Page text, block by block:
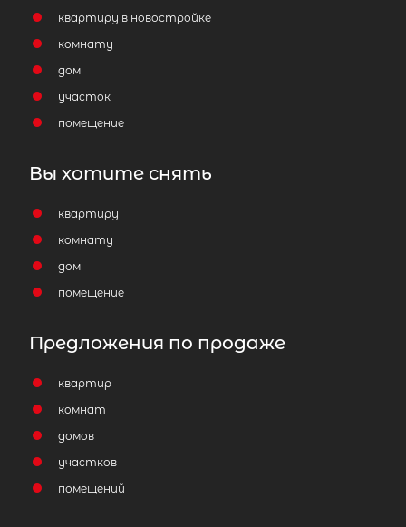
квартиру в новостройке
комнату
дом
участок
помещение
Вы хотите снять
квартиру
комнату
дом
помещение
Предложения по продаже
квартир
комнат
домов
участков
помещений